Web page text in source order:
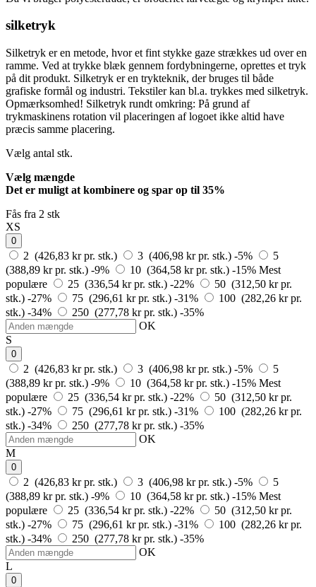
silketryk
Silketryk er en metode, hvor et fint stykke gaze strækkes ud over en
ramme. Ved at trykke blæk gennem fordybningerne, oprettes et tryk
på dit produkt. Silketryk er en trykteknik, der bruges til både
grafiske formål og industri. Tekstiler kan bl.a. trykkes med silketryk.
Opmærksomhed! Silketryk rundt omkring: På grund af
trykmaskinens rotation vil placeringen af logoet ikke altid have
præcis samme placering.
Vælg antal stk.
Vælg mængde
Det er muligt at kombinere og spar op til 35%
Fås fra 2 stk
XS
0
2 (426,83 kr pr. stk.) 3 (406,98 kr pr. stk.) -5%
5
(388,89 kr pr. stk.) -9% 10 (364,58 kr pr. stk.) -15% Mest
populære
25 (336,54 kr pr. stk.) -22%
50 (312,50 kr pr.
stk.) -27% 75 (296,61 kr pr. stk.) -31%
100 (282,26 kr pr.
stk.) -34% 250 (277,78 kr pr. stk.) -35%
OK
S
0
2 (426,83 kr pr. stk.) 3 (406,98 kr pr. stk.) -5%
5
(388,89 kr pr. stk.) -9% 10 (364,58 kr pr. stk.) -15% Mest
populære
25 (336,54 kr pr. stk.) -22%
50 (312,50 kr pr.
stk.) -27% 75 (296,61 kr pr. stk.) -31%
100 (282,26 kr pr.
stk.) -34% 250 (277,78 kr pr. stk.) -35%
OK
M
0
2 (426,83 kr pr. stk.) 3 (406,98 kr pr. stk.) -5%
5
(388,89 kr pr. stk.) -9% 10 (364,58 kr pr. stk.) -15% Mest
populære
25 (336,54 kr pr. stk.) -22%
50 (312,50 kr pr.
stk.) -27% 75 (296,61 kr pr. stk.) -31%
100 (282,26 kr pr.
stk.) -34% 250 (277,78 kr pr. stk.) -35%
OK
L
0